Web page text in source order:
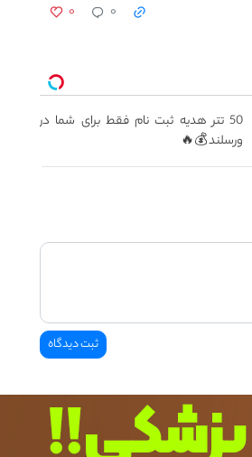
۰ ۰
50 تتر هدیه ثبت نام فقط برای شما در
ورسلند 💰🔥